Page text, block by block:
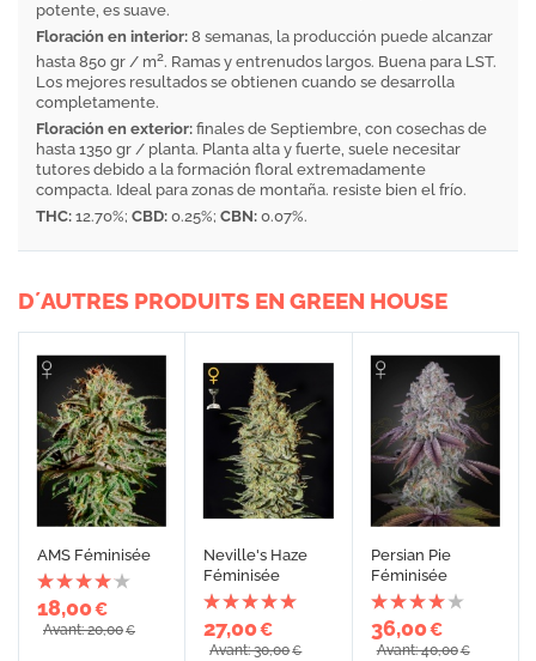
potente, es suave.
Floración en interior: 8 semanas, la producción puede alcanzar
hasta 850 gr / m2. Ramas y entrenudos largos. Buena para LST.
Los mejores resultados se obtienen cuando se desarrolla
completamente.
Floración en exterior: finales de Septiembre, con cosechas de
hasta 1350 gr / planta. Planta alta y fuerte, suele necesitar
tutores debido a la formación floral extremadamente
compacta. Ideal para zonas de montaña. resiste bien el frío.
THC: 12.70%; CBD: 0.25%; CBN: 0.07%.
D´AUTRES PRODUITS EN GREEN HOUSE
AMS Féminisée
18,00€
Avant: 20,00€
Neville's Haze
Féminisée
27,00€
Avant: 30,00€
Persian Pie
Féminisée
36,00€
Avant: 40,00€